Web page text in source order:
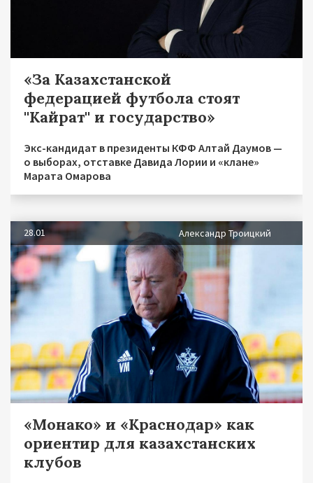
«За Казахстанской
федерацией футбола стоят
''Кайрат'' и государство»
Экс-кандидат в президенты КФФ Алтай Даумов —
о выборах, отставке Давида Лории и «клане»
Марата Омарова
28.01 Александр Троицкий
«Монако» и «Краснодар» как
ориентир для казахстанских
клубов